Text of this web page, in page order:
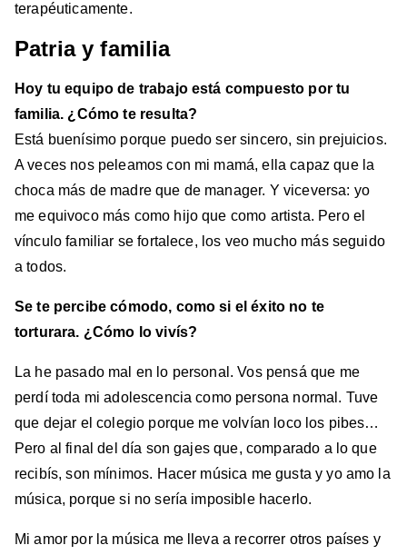
terapéuticamente.
Patria y familia
Hoy tu equipo de trabajo está compuesto por tu
familia. ¿Cómo te resulta?
Está buenísimo porque puedo ser sincero, sin prejuicios.
A veces nos peleamos con mi mamá, ella capaz que la
choca más de madre que de manager. Y viceversa: yo
me equivoco más como hijo que como artista. Pero el
vínculo familiar se fortalece, los veo mucho más seguido
a todos.
Se te percibe cómodo, como si el éxito no te
torturara. ¿Cómo lo vivís?
La he pasado mal en lo personal. Vos pensá que me
perdí toda mi adolescencia como persona normal. Tuve
que dejar el colegio porque me volvían loco los pibes…
Pero al final del día son gajes que, comparado a lo que
recibís, son mínimos. Hacer música me gusta y yo amo la
música, porque si no sería imposible hacerlo.
Mi amor por la música me lleva a recorrer otros países y